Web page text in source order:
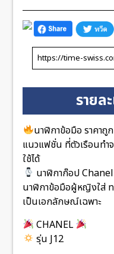
รายล
นาฬิกาข้อมือ ราคาถูก
แนวแฟชั่น ที่ตัวเรือนทำ
ใช้ได้
นาฬิกาก๊อป
นาฬิกาข้อมือผู้หญิงใส่ ท
เป็นเอกลักษณ์เฉพาะ
CHANEL
รุ่น J12